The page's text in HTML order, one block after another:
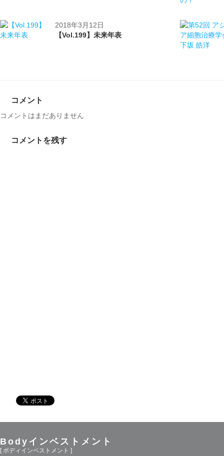
2018年3月12日
【Vol.199】未来年表
コメント
コメントはまだありません
コメントを残す
Bodyインベストメント
[ ボディインベストメント ]